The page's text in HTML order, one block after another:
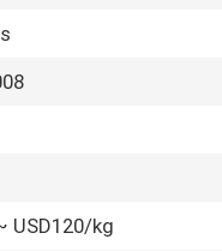
USD120/kg